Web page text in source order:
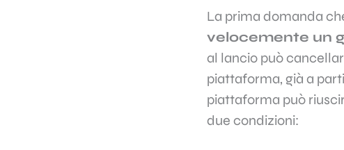
La prima domanda
velocemente un
al lancio può
piattaforma, già a
piattaforma può
due condizioni: